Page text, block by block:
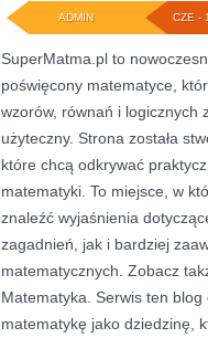
CZE -
ADMIN
SuperMatma.pl to
poświęcony matematyce,
wzorów, równań i logicznych
użyteczny. Strona została
które chcą odkrywać
matematyki. To miejsce, w
znaleźć wyjaśnienia
zagadnień, jak i bardziej
matematycznych. Zobacz
Matematyka. Serwis ten
matematykę jako dziedzinę,